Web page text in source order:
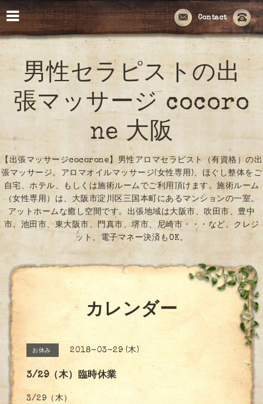
Contact
男性セラピストの出
張マッサージ cocoro
ne 大阪
【出張マッサージcocorone】男性アロマセラピスト（有資格）の出
張マッサージ。アロマオイルマッサージ(女性専用)、ほぐし整体をご
自宅、ホテル、もしくは施術ルームでご利用頂けます。施術ルーム
（女性専用）は、大阪市淀川区三国本町にあるマンションの一室。
アットホームな癒し空間です。出張地域は大阪市、吹田市、豊中
市、池田市、東大阪市、門真市、堺市、尼崎市・・・など。クレジ
ット、電子マネー決済もOK。
カレンダー
お休み 2018-03-29 (木)
3/29（木）臨時休業
3/29（木）